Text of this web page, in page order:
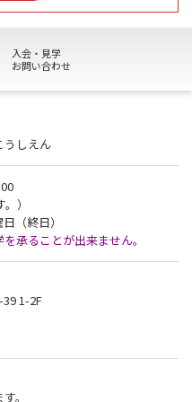
用いただけます。
ただけません。
のお知らせ】
りがとうございます。
ノースタッフデーとさせてい
8月15日（土）、8月16日
けいたしますが、何卒ご理解と
す。
用、見学が出来かねます。
入会・見学
お問い合わせ
うしえん
）
（終日）
承ることが出来ません。
1-2F
。